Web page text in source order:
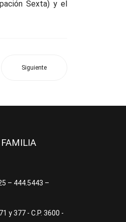
Sexta) y el
Siguiente
– 444.5443 –
y 377 - C.P. 3600 -